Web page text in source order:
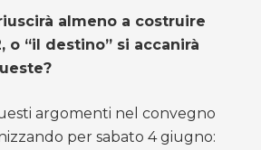
almeno a costruire
o “il destino” si accanirà
argomenti nel convegno
per sabato 4 giugno: